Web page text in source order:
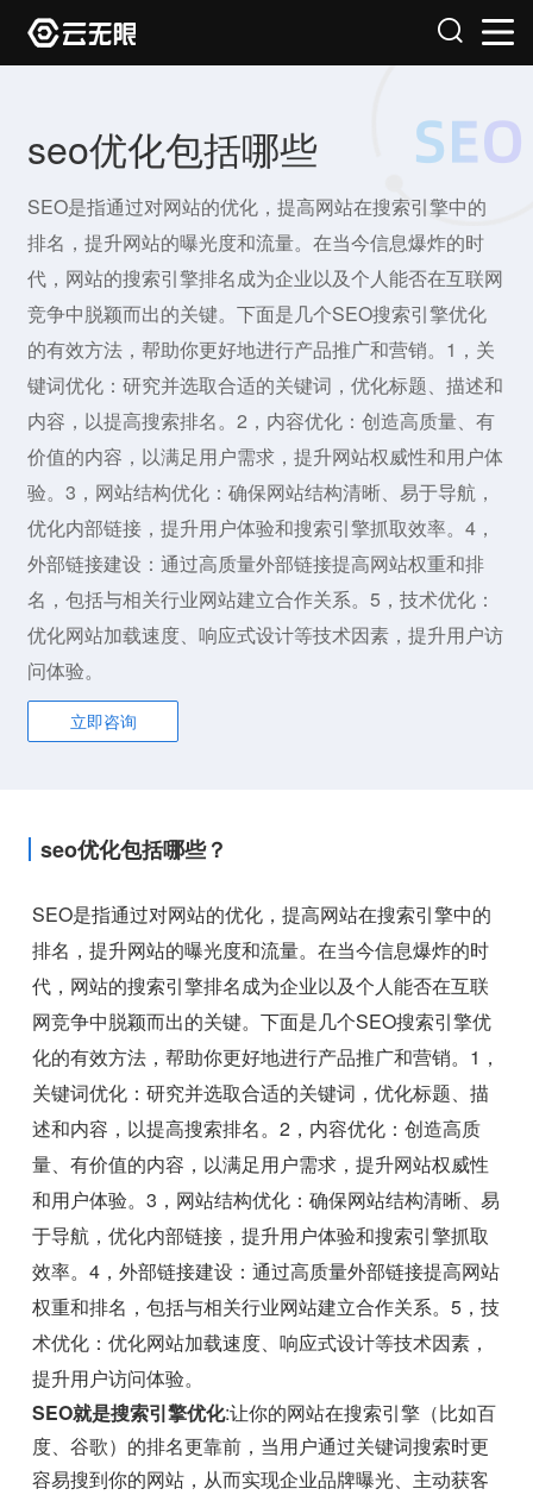
seo优化包括哪些
SEO是指通过对网站的优化，提高网站在搜索引擎中的
排名，提升网站的曝光度和流量。在当今信息爆炸的时
代，网站的搜索引擎排名成为企业以及个人能否在互联网
竞争中脱颖而出的关键。下面是几个SEO搜索引擎优化
的有效方法，帮助你更好地进行产品推广和营销。1，关
键词优化：研究并选取合适的关键词，优化标题、描述和
内容，以提高搜索排名。2，内容优化：创造高质量、有
价值的内容，以满足用户需求，提升网站权威性和用户体
验。3，网站结构优化：确保网站结构清晰、易于导航，
优化内部链接，提升用户体验和搜索引擎抓取效率。4，
外部链接建设：通过高质量外部链接提高网站权重和排
名，包括与相关行业网站建立合作关系。5，技术优化：
优化网站加载速度、响应式设计等技术因素，提升用户访
问体验。
立即咨询
seo优化包括哪些？
SEO是指通过对网站的优化，提高网站在搜索引擎中的
排名，提升网站的曝光度和流量。在当今信息爆炸的时
代，网站的搜索引擎排名成为企业以及个人能否在互联
网竞争中脱颖而出的关键。下面是几个SEO搜索引擎优
化的有效方法，帮助你更好地进行产品推广和营销。1，
关键词优化：研究并选取合适的关键词，优化标题、描
述和内容，以提高搜索排名。2，内容优化：创造高质
量、有价值的内容，以满足用户需求，提升网站权威性
和用户体验。3，网站结构优化：确保网站结构清晰、易
于导航，优化内部链接，提升用户体验和搜索引擎抓取
效率。4，外部链接建设：通过高质量外部链接提高网站
权重和排名，包括与相关行业网站建立合作关系。5，技
术优化：优化网站加载速度、响应式设计等技术因素，
提升用户访问体验。
SEO就是搜索引擎优化:让你的网站在搜索引擎（比如百
度、谷歌）的排名更靠前，当用户通过关键词搜索时更
容易搜到你的网站，从而实现企业品牌曝光、主动获客